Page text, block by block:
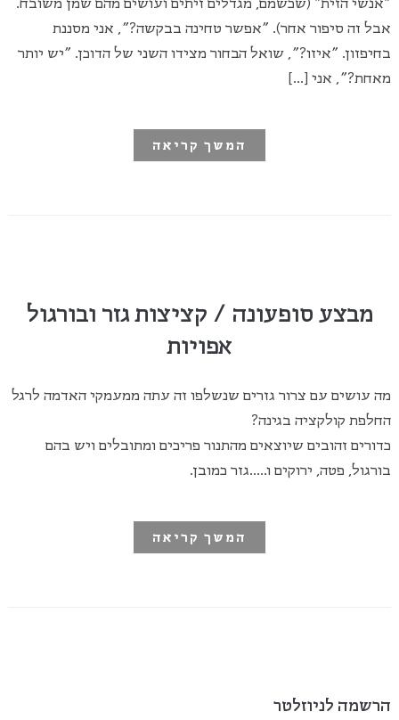
אבל זה סיפור אחר). "אפשר טחינה בבקשה?", אני מסננת
בחיפזון. "איזו?", שואל הבחור מצידו השני של הדוכן. "יש יותר
מאחת?", אני […]
המשך קריאה
מבצע סופעונה / קציצות גזר ובורגול
אפויות
מה עושים עם צרור גזרים שנשלפו זה עתה ממעמקי האדמה לרגל
החלפת קולקציה בגינה?
כדורים זהובים שיוצאים מהתנור פריכים ומתובלים ויש בהם
בורגול, פטה, ירוקים ו…..גזר כמובן.
המשך קריאה
הרשמה לניוזלטר